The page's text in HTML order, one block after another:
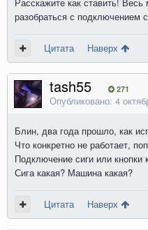
разобраться с подключением
Цитата Наверх
tash55 271
Опубликовано: 4
Блин, два года прошло, как
Что конкретно не работает,
Подключение сиги или кнопки
Сига какая? Машина какая?
Цитата Наверх